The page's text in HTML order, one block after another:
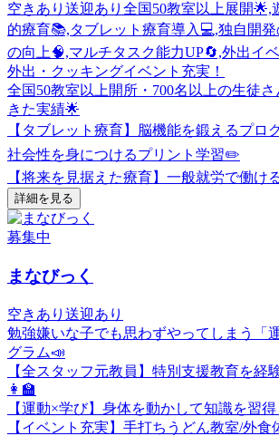
空きあり 送迎あり 全国50教室以上展開🌟,
的療育📚,タブレット療育導入💻,独自開
の向上🧠,マルチタスク能力UP🔄,外出イ
外出・クッキングイベント充実！
全国50教室以上開所・700名以上の生徒
きた実績🌟
【タブレット療育】脳機能を鍛えるプロ
社会性を身につけるプリント学習✏️
【将来を見据えた療育】一般就労で働け
詳細を見る
募集中
まなびっく
空きあり 送迎あり
勉強嫌いな子でも思わずやってしまう「
グラム📣
【全スタッフ元教員】特別支援教育を経
👩‍🏫
【運動×学び】身体を動かして知識を習得
【イベント充実】手打ちうどん教室/外食